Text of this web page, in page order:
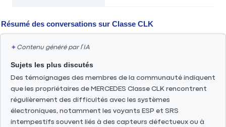
Résumé des conversations sur Classe CLK
✦ Contenu généré par l’IA
Sujets les plus discutés
Des témoignages des membres de la communauté indiquent
que les propriétaires de MERCEDES Classe CLK rencontrent
régulièrement des difficultés avec les systèmes
électroniques, notamment les voyants ESP et SRS
intempestifs souvent liés à des capteurs défectueux ou à